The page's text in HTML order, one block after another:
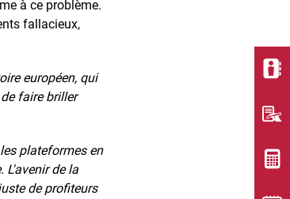
à ce problème.
fallacieux,
européen, qui
faire briller
plateformes en
L'avenir de la
de profiteurs